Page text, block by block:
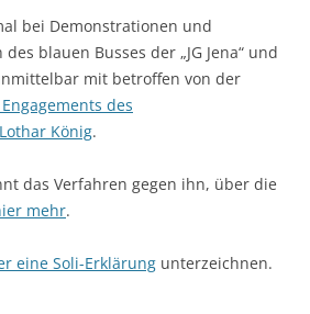
bei Demonstrationen und
blauen Busses der „JG Jena“ und
mit betroffen von der
des
König.
das Verfahren gegen ihn, über die
mehr.
eine Soli-Erklärung unterzeichnen.